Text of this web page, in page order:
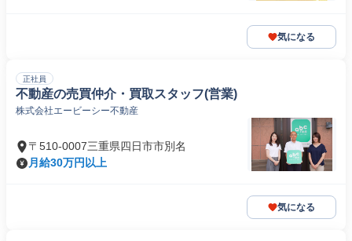
気になる
正社員
不動産の売買仲介・買取スタッフ(営業)
株式会社エービーシー不動産
〒510-0007三重県四日市市別名
月給30万円以上
気になる